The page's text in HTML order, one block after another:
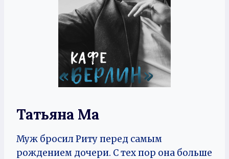
Татьяна Ма
Муж бросил Риту перед самым
рождением дочери. С тех пор она больше